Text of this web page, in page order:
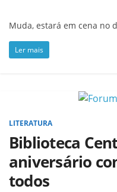
Muda, estará em cena no
Ler mais
LITERATURA
Biblioteca
aniversário
todos